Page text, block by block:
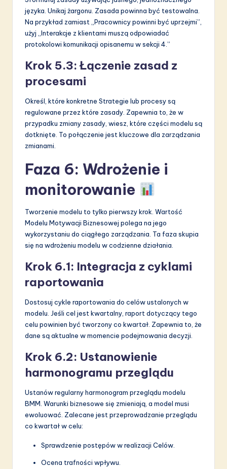
języka. Unikaj żargonu. Zasada powinna być testowalna.
Na przykład zamiast „Pracownicy powinni być uprzejmi”,
użyj „Interakcje z klientami muszą odpowiadać
protokolowi komunikacji opisanemu w sekcji 4.”
Krok 5.3: Łączenie zasad z
procesami
Określ, które konkretne Strategie lub procesy są
regulowane przez które zasady. Zapewnia to, że w
przypadku zmiany zasady, wiesz, które części modelu są
dotknięte. To połączenie jest kluczowe dla zarządzania
zmianami.
Faza 6: Wdrożenie i
monitorowanie
Tworzenie modelu to tylko pierwszy krok. Wartość
Modelu Motywacji Biznesowej polega na jego
wykorzystaniu do ciągłego zarządzania. Ta faza skupia
się na wdrożeniu modelu w codzienne działania.
Krok 6.1: Integracja z cyklami
raportowania
Dostosuj cykle raportowania do celów ustalonych w
modelu. Jeśli cel jest kwartalny, raport dotyczący tego
celu powinien być tworzony co kwartał. Zapewnia to, że
dane są aktualne w momencie podejmowania decyzji.
Krok 6.2: Ustanowienie
harmonogramu przeglądu
Ustanów regularny harmonogram przeglądu modelu
BMM. Warunki biznesowe się zmieniają, a model musi
ewoluować. Zalecane jest przeprowadzanie przeglądu
co kwartał w celu:
Sprawdzenie postępów w realizacji Celów.
Ocena trafności wpływu.